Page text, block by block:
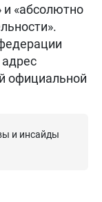
и «абсолютно
официальной
и инсайды